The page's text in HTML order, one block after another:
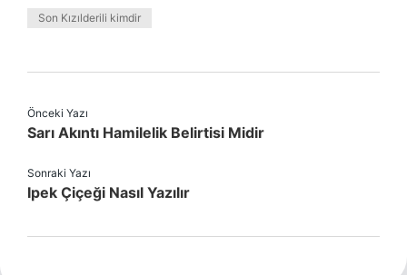
Son Kızılderili kimdir
Önceki Yazı
Sarı Akıntı Hamilelik Belirtisi Midir
Sonraki Yazı
Ipek Çiçeği Nasıl Yazılır